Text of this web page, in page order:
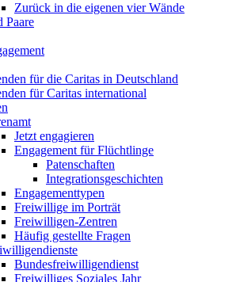
Zurück in die eigenen vier Wände
Paare
für die Caritas in Deutschland
für Caritas international
Jetzt engagieren
Engagement für Flüchtlinge
Patenschaften
Integrationsgeschichten
Engagementtypen
Freiwillige im Porträt
Freiwilligen-Zentren
Häufig gestellte Fragen
Bundesfreiwilligendienst
Freiwilliges Soziales Jahr